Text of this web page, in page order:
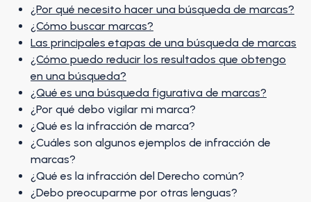
¿Por qué necesito hacer una búsqueda de marcas?
¿Cómo buscar marcas?
Las principales etapas de una búsqueda de marcas
¿Cómo puedo reducir los resultados que obtengo
en una búsqueda?
¿Qué es una búsqueda figurativa de marcas?
¿Por qué debo vigilar mi marca?
¿Qué es la infracción de marca?
¿Cuáles son algunos ejemplos de infracción de
marcas?
¿Qué es la infracción del Derecho común?
¿Debo preocuparme por otras lenguas?